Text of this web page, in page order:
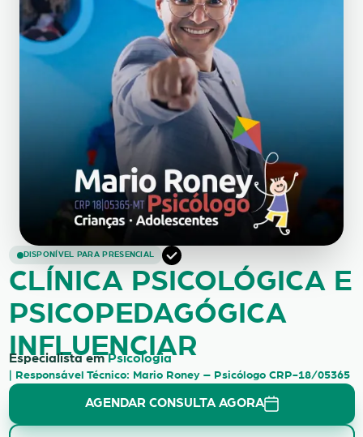
DISPONÍVEL PARA PRESENCIAL
CLÍNICA PSICOLÓGICA E
CLÍNICA PSICOLÓGICA E
PSICOPEDAGÓGICA
INFLUENCIAR
Especialista emPsicologia
| Responsável Técnico: Mario Roney – Psicólogo CRP-18/05365
AGENDAR CONSULTA AGORA